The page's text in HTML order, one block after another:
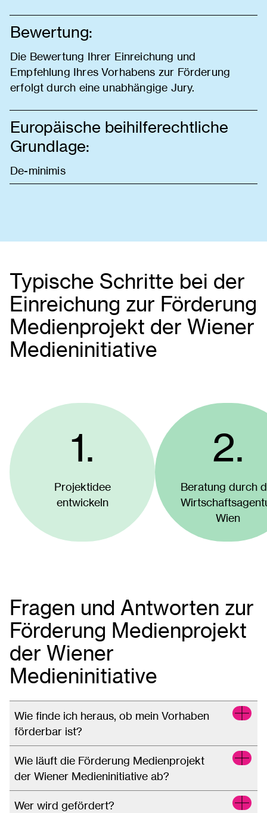
Bewertung:
Die Bewertung Ihrer Einreichung und
Empfehlung Ihres Vorhabens zur Förderung
erfolgt durch eine unabhängige Jury.
Europäische beihilferechtliche
Grundlage:
De-minimis
Typische Schritte bei der
Einreichung zur Förderung
Medienprojekt der Wiener
Medieninitiative
1.
Projektidee
entwickeln
2.
Beratung durch
Wien
Fragen und Antworten zur
Förderung Medienprojekt
der Wiener
Medieninitiative
Wie finde ich heraus, ob mein Vorhaben
förderbar ist?
Wie läuft die Förderung Medienprojekt
der Wiener Medieninitiative ab?
Wer wird gefördert?